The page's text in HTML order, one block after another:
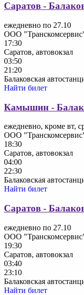
Саратов -
ежедневно по 27.10
ООО
17:30
Саратов, автовокзал
03:50
21:20
Балаковская
Найти билет
Камышин -
ежедневно, кроме вт,
ООО
18:30
Саратов, автовокзал
04:00
22:30
Балаковская
Найти билет
Саратов -
ежедневно по 27.10
ООО
19:30
Саратов, автовокзал
03:40
23:10
Балаковская
Найти билет